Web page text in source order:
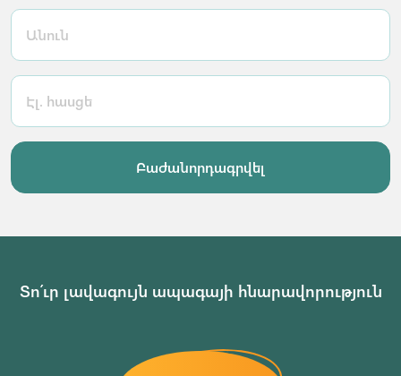
Բաժանորդագրվել
Տո՛ւր լավագույն ապագայի հնարավորություն